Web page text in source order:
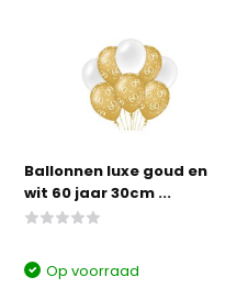
Ballonnen luxe goud en
wit 60 jaar 30cm ...
Op voorraad